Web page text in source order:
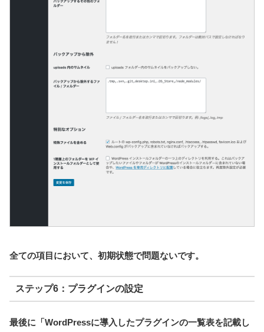
全ての項目において、初期状態で問題ないです。
ステップ6：プラグインの設定
最後に「WordPressに導入したプラグインの一覧表を記載し